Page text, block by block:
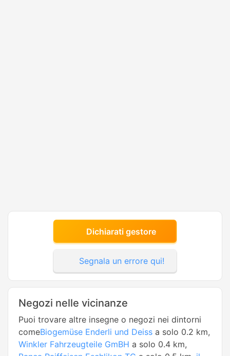
Dichiarati gestore
Segnala un errore qui!
Negozi nelle vicinanze
Puoi trovare altre insegne o negozi nei dintorni
comeBiogemüse Enderli und Deiss a solo 0.2 km,
Winkler Fahrzeugteile GmBH a solo 0.4 km,